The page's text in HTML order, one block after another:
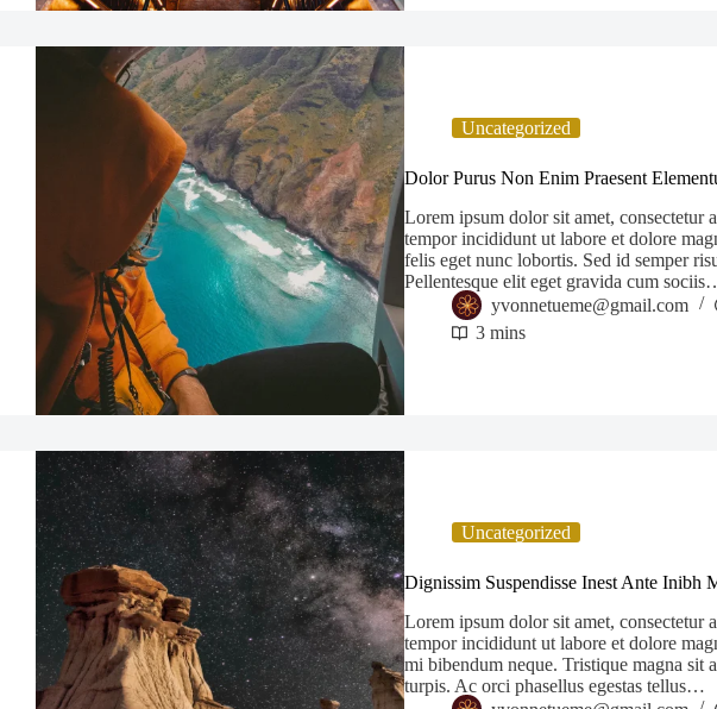
Uncategorized
Dolor Purus Non Enim Praesent
Lorem ipsum dolor sit amet, consectetur
tempor incididunt ut labore et dolore
felis eget nunc lobortis. Sed id semper
Pellentesque elit eget gravida cum
yvonnetueme@gmail.com
3 mins
Uncategorized
Dignissim Suspendisse Inest Ante Inibh
Lorem ipsum dolor sit amet, consectetur
tempor incididunt ut labore et dolore
mi bibendum neque. Tristique magna sit
turpis. Ac orci phasellus egestas tellus…